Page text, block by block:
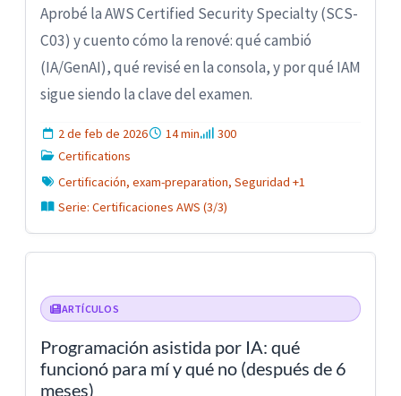
Aprobé la AWS Certified Security Specialty (SCS-
C03) y cuento cómo la renové: qué cambió
(IA/GenAI), qué revisé en la consola, y por qué IAM
sigue siendo la clave del examen.
2 de feb de 2026 14 min
300
Certifications
Certificación, exam-preparation, Seguridad +1
Serie: Certificaciones AWS (3/3)
ARTÍCULOS
Programación asistida por IA: qué
funcionó para mí y qué no (después de 6
meses)